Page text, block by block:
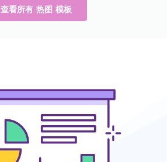
查看所有 热图 模板